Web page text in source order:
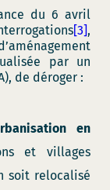
du 6 avril
[3],
par un
de déroger :
en
et villages
soit relocalisé